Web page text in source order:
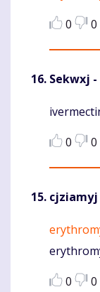
0
0
Sekwxj -
0
0
cjziamyj
0
0